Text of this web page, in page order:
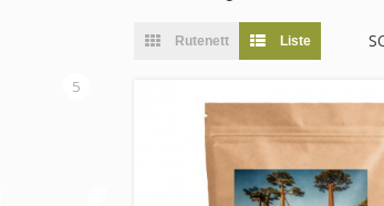
Rutenett Liste
5